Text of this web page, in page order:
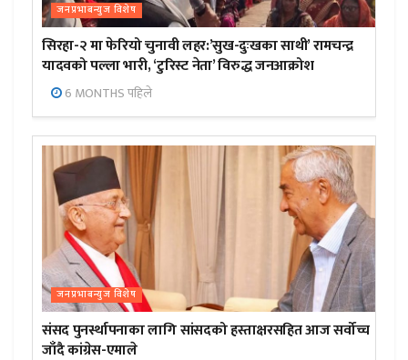
जनप्रभाबन्युज विशेष
सिरहा-२ मा फेरियो चुनावी लहर:’सुख-दुःखका साथी’ रामचन्द्र
यादवको पल्ला भारी, ‘टुरिस्ट नेता’ विरुद्ध जनआक्रोश
6 MONTHS पहिले
जनप्रभाबन्युज विशेष
संसद पुनर्स्थापनाका लागि सांसदको हस्ताक्षरसहित आज सर्वोच्च
जाँदै कांग्रेस-एमाले